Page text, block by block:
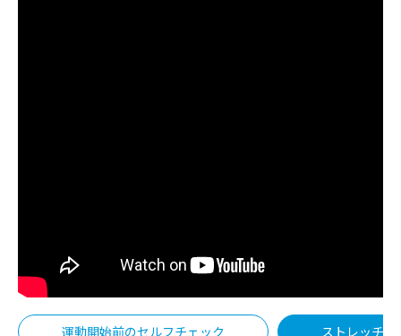
運動開始前のセルフチェック ストレッチ